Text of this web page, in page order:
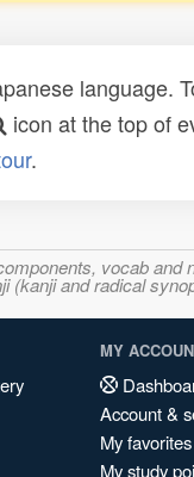
language.
icon at the top of
.
vocab
and radical
MY
Account &
My favorites
My study